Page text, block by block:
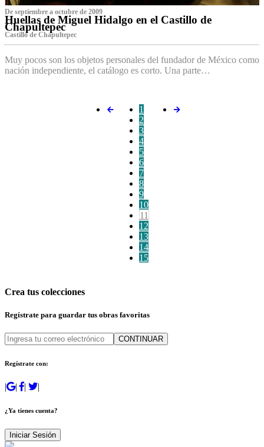
De septiembre a octubre de 2009
Huellas de Miguel Hidalgo en el Castillo de
Chapultepec
Castillo de Chapultepec
Muy pocos son los objetos personales del fundador de México como
nación independiente, el catálogo es corto. Una parte…
1
2
3
4
5
6
7
8
9
10
11
12
13
14
15
Crea tus colecciones
Regístrate para guardar tus obras favoritas
CONTINUAR
Regístrate con:
| | | |
¿Ya tienes cuenta?
Iniciar Sesión